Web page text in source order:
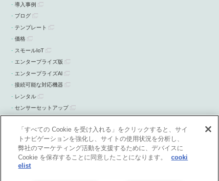
導入事例
ブログ
テンプレート
価格
スモールIoT
エンタープライズ版
エンタープライズAI
接続可能な対応機器
レンタル
センサーセットアップ
「すべての Cookie を受け入れる」をクリックすると、サイ
トナビゲーションを強化し、サイトの使用状況を分析し、
弊社のマーケティング活動を支援するために、デバイスに
Cookie を保存することに同意したことになります。
cooki
elist